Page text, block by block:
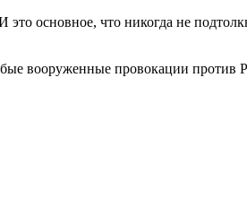
это основное, что никогда не
вооруженные провокации против